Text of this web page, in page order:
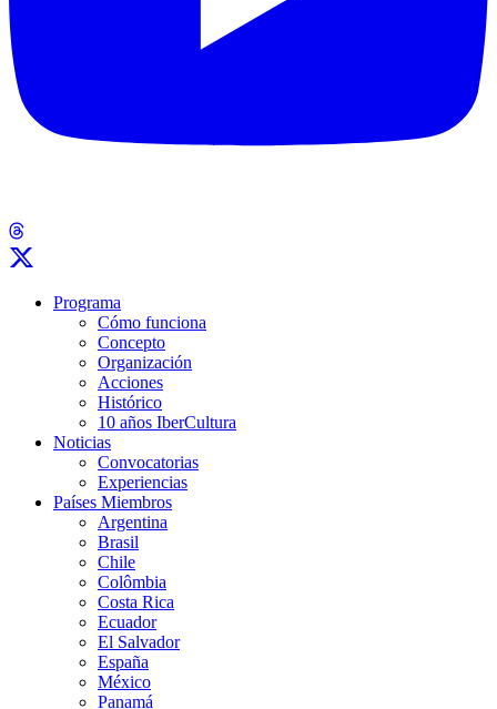
Programa
Cómo funciona
Concepto
Organización
Acciones
Histórico
10 años IberCultura
Noticias
Convocatorias
Experiencias
Países Miembros
Argentina
Brasil
Chile
Colômbia
Costa Rica
Ecuador
El Salvador
España
México
Panamá